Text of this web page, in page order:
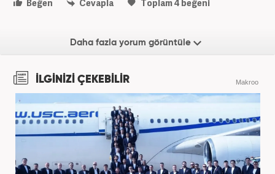
Beğen Cevapla Toplam4 beğeni
Daha fazla yorum görüntüle
İLGİNİZİ ÇEKEBİLİR Makroo